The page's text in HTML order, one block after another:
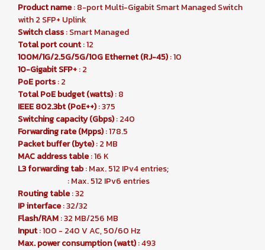
Product name: 8-port Multi-Gigabit Smart Managed Switch
with 2 SFP+ Uplink
Switch class: Smart Managed
Total port count: 12
100M/1G/2.5G/5G/10G Ethernet (RJ-45): 10
10-Gigabit SFP+: 2
PoE ports: 2
Total PoE budget (watts): 8
IEEE 802.3bt (PoE++): 375
Switching capacity (Gbps): 240
Forwarding rate (Mpps): 178.5
Packet buffer (byte): 2 MB
MAC address table: 16 K
L3 forwarding tab: Max. 512 IPv4 entries;
: Max. 512 IPv6 entries
Routing table: 32
IP interface: 32/32
Flash/RAM: 32 MB/256 MB
Input: 100 - 240 V AC, 50/60 Hz
Max. power consumption (watt): 493